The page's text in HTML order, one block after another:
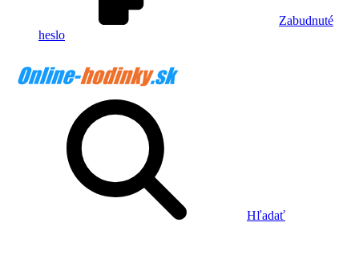
Zabudnuté
heslo
Hľadať